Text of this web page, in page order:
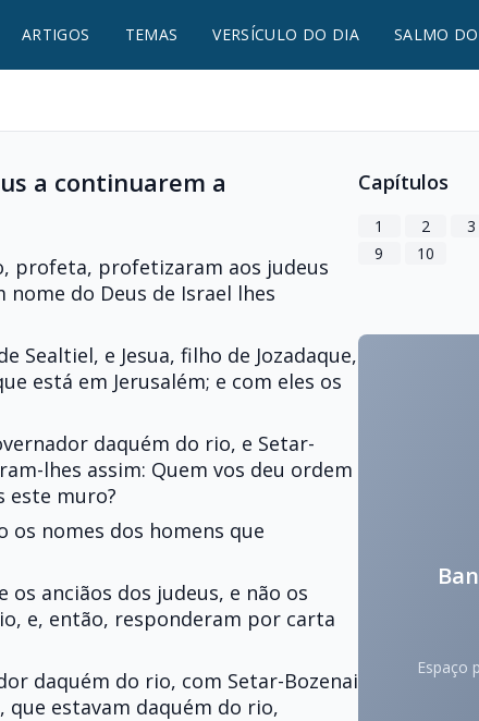
ARTIGOS TEMAS VERSÍCULO DO DIA SALMO
a continuarem a
profeta, profetizaram aos judeus
nome do Deus de Israel lhes
Sealtiel, e Jesua, filho de Jozadaque,
está em Jerusalém; e com eles os
daquém do rio, e Setar-
lhes assim: Quem vos deu ordem
este muro?
os nomes dos homens que
os anciãos dos judeus, e não os
e, então, responderam por carta
daquém do rio, com Setar-Bozenai
que estavam daquém do rio,
Capítulos
1 2 3
9
10
Espaço